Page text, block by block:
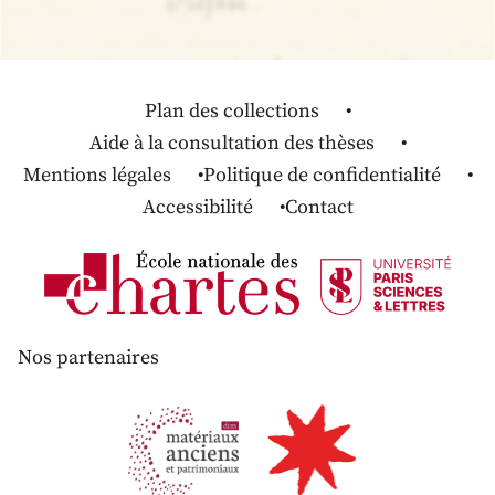
Plan des collections
Aide à la consultation des thèses
Mentions légales
Politique de confidentialité
Accessibilité
Contact
Nos partenaires